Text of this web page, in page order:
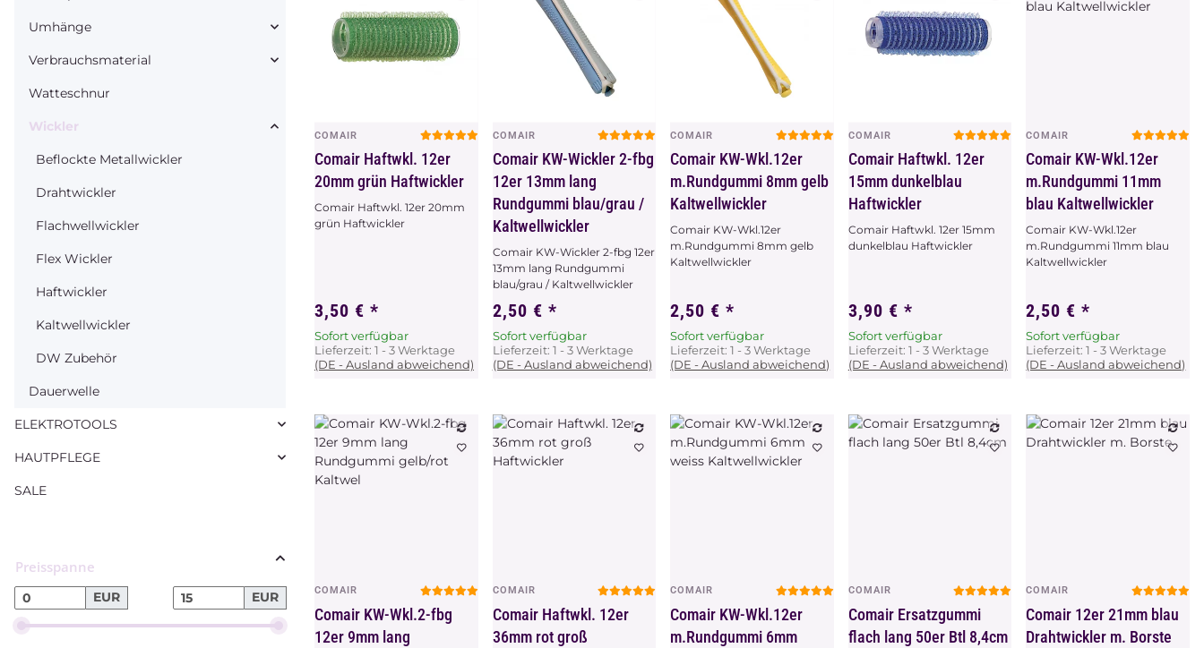
Vorschau
COMAIR
Comair Haftwkl. 12er
20mm grün Haftwickler
Comair Haftwkl. 12er 20mm
grün Haftwickler
3,50 € *
Sofort verfügbar
Lieferzeit: 1 - 3 Werktage
(DE - Ausland abweichend)
Vorschau
COMAIR
Comair KW-Wickler 2-fbg
12er 13mm lang
Rundgummi blau/grau /
Kaltwellwickler
Comair KW-Wickler 2-fbg 12er
13mm lang Rundgummi
blau/grau / Kaltwellwickler
2,50 € *
Sofort verfügbar
Lieferzeit: 1 - 3 Werktage
(DE - Ausland abweichend)
Vorschau
COMAIR
Comair KW-Wkl.12er
m.Rundgummi 8mm gelb
Kaltwellwickler
Comair KW-Wkl.12er
m.Rundgummi 8mm gelb
Kaltwellwickler
2,50 €*
Sofort verfügbar
Lieferzeit:1 - 3 Werktage
(DE - Ausland abweichend)
Vorschau
COMAIR
Comair Haftwkl. 12er
15mm dunkelblau
Haftwickler
Comair Haftwkl. 12er 15mm
dunkelblau Haftwickler
3,90 € *
Sofort verfügbar
Lieferzeit: 1 - 3 Werktage
(DE - Ausland abweichend)
Vorschau
COMAIR
Comair KW-Wkl.12er
m.Rundgummi 11mm
blau Kaltwellwickler
Comair KW-Wkl.12er
m.Rundgummi 11mm blau
Kaltwellwickler
2,50 €*
Sofort verfügbar
Lieferzeit:1 - 3 Werktage
(DE - Ausland abweichend)
Vorschau
COMAIR
Comair KW-Wkl.2-fbg
12er 9mm lang
Vorschau
COMAIR
Comair Haftwkl. 12er
36mm rot groß
Vorschau
COMAIR
Comair KW-Wkl.12er
m.Rundgummi 6mm
Vorschau
COMAIR
Comair Ersatzgummi
flach lang 50er Btl 8,4cm
Vorschau
COMAIR
Comair 12er 21mm blau
Drahtwickler m. Borste
Umhänge
Verbrauchsmaterial
Watteschnur
Wickler
Beflockte Metallwickler
Drahtwickler
Flachwellwickler
Flex Wickler
Haftwickler
Kaltwellwickler
DW Zubehör
Dauerwelle
ELEKTROTOOLS
HAUTPFLEGE
SALE
Preisspanne
EUR EUR